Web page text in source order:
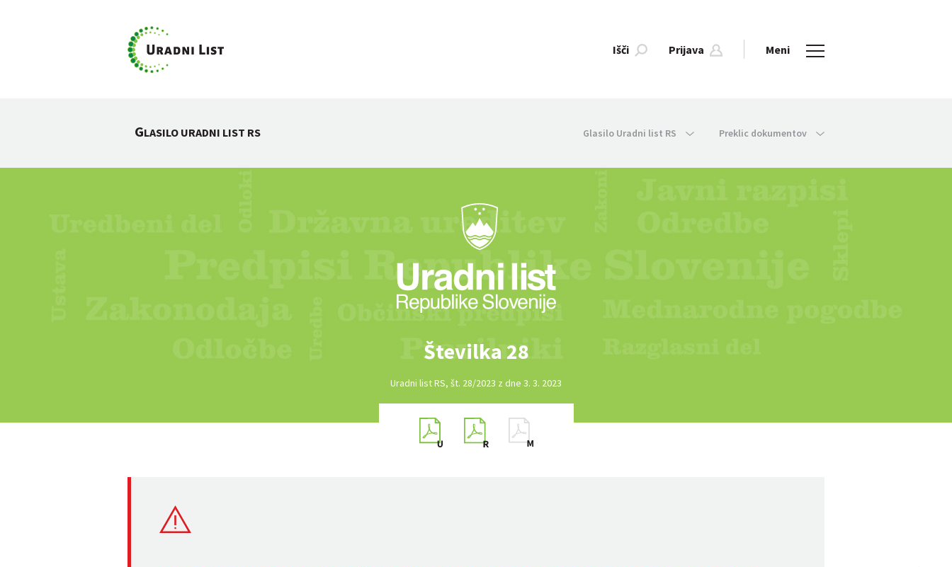
Išči Prijava Meni
GLASILO URADNI LIST RS Glasilo Uradni list RS Preklic dokumentov
Številka 28
Uradni list RS, št. 28/2023 z dne 3. 3. 2023